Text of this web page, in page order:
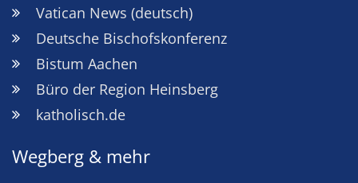
Vatican News (deutsch)
Deutsche Bischofskonferenz
Bistum Aachen
Büro der Region Heinsberg
katholisch.de
Wegberg & mehr